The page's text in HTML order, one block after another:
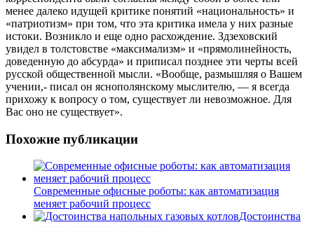
менее далеко идущей критике понятий «национальность» и
«патриотизм» при том, что эта критика имела у них разные
истоки. Возникло и еще одно расхождение. Здзеховский
увидел в толстовстве «максимализм» и «прямолинейность,
доведенную до абсурда» и приписал позднее эти черты всей
русской общественной мысли. «Вообще, размышляя о Вашем
учении,- писал он яснополянскому мыслителю, — я всегда
прихожу к вопросу о том, существует ли невозможное. Для
Вас оно не существует».
Похожие публикации
Современные офисные роботы: как автоматизация
меняет рабочий процесс
Достоинства